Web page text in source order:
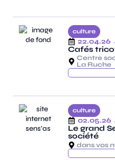
culture
22.04.26
Cafés
Centre
La Ruche
culture
02.05.26
Le grand
société
dans vos